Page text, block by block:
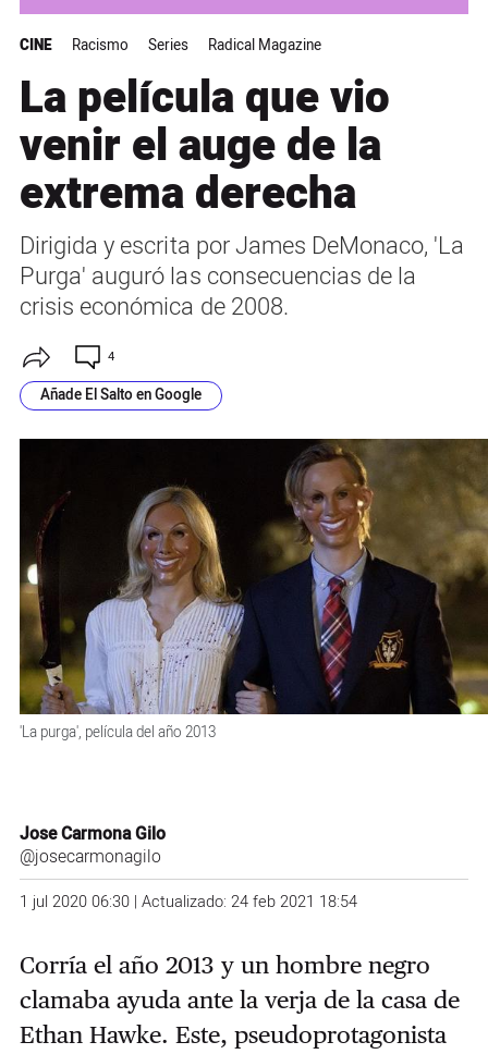
CINE Racismo Series Radical Magazine
La película que vio
venir el auge de la
extrema derecha
Dirigida y escrita por James DeMonaco, 'La
Purga' auguró las consecuencias de la
crisis económica de 2008.
4
Añade El Salto en Google
'La purga', película del año 2013
Jose Carmona Gilo
@josecarmonagilo
1 jul 2020 06:30 | Actualizado: 24 feb 2021 18:54
Corría el año 2013 y un hombre negro
clamaba ayuda ante la verja de la casa de
Ethan Hawke. Este, pseudoprotagonista